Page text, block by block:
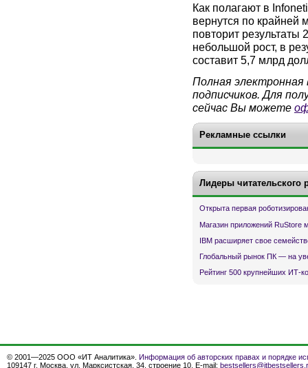
Как полагают в
вернутся по крайней
повторит
небольшой рост, в
составит 5,7 млрд
Полная
подписчиков. Для
сейчас Вы можете
Рекламные ссылки
Лидеры читательского
Открыта первая
Магазин приложений RuStore
IBM расширяет свое
Глобальный рынок ПК — на
Рейтинг 500 крупнейших ИТ-
© 2001—2025 ООО «ИТ Аналитика». Информация об авторских правах и порядке
109147 г. Москва, ул. Марксистская, 34, строение 10. E-mail: